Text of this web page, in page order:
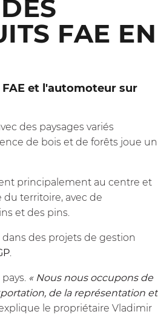
FAE EN
et l'automoteur sur
des paysages variés
de bois et de forêts joue un
principalement au centre et
du territoire, avec de
et des pins.
des projets de gestion
.
« Nous nous occupons de
de la représentation et
le propriétaire Vladimir